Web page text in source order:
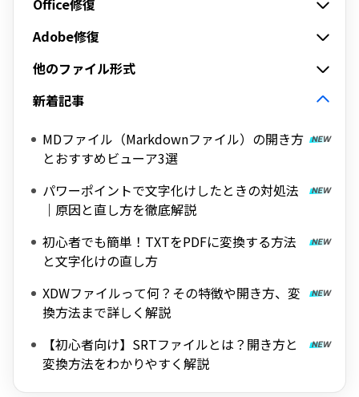
Office修復
Adobe修復
他のファイル形式
新着記事
MDファイル（Markdownファイル）の開き方
とおすすめビューア3選
パワーポイントで文字化けしたときの対処法
｜原因と直し方を徹底解説
初心者でも簡単！TXTをPDFに変換する方法
と文字化けの直し方
XDWファイルって何？その特徴や開き方、変
換方法まで詳しく解説
【初心者向け】SRTファイルとは？開き方と
変換方法をわかりやすく解説